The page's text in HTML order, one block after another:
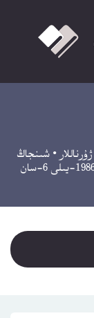
ژۇرناللار •شىنجاڭ